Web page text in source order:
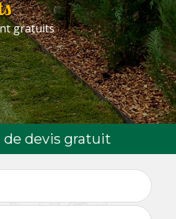
gratuits
de devis gratuit